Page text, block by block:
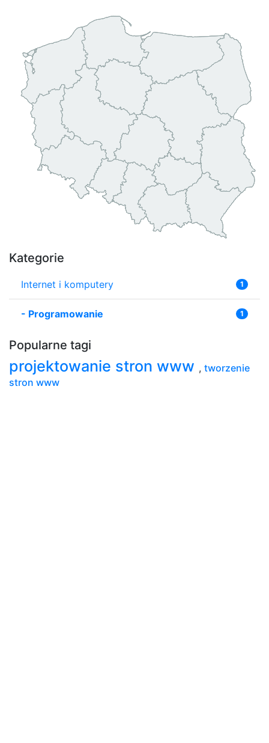
Kategorie
Internet i komputery 1
- Programowanie 1
Popularne tagi
projektowanie stron www , tworzenie
stron www